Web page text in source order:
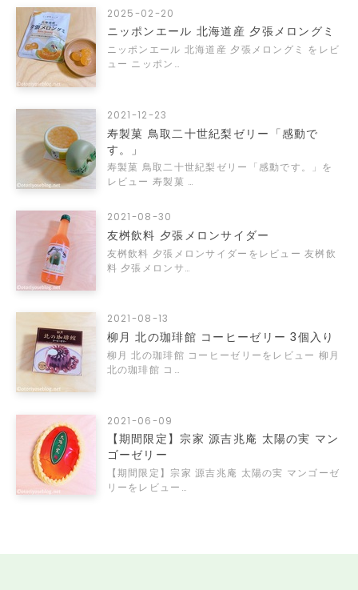
2025-02-20
ニッポンエール 北海道産 夕張メロングミ
ニッポンエール 北海道産 夕張メロングミ をレビ
ュー ニッポン…
2021-12-23
寿製菓 鳥取二十世紀梨ゼリー「感動で
す。」
寿製菓 鳥取二十世紀梨ゼリー「感動です。」を
レビュー 寿製菓 …
2021-08-30
友桝飲料 夕張メロンサイダー
友桝飲料 夕張メロンサイダーをレビュー 友桝飲
料 夕張メロンサ…
2021-08-13
柳月 北の珈琲館 コーヒーゼリー 3個入り
柳月 北の珈琲館 コーヒーゼリーをレビュー 柳月
北の珈琲館 コ…
2021-06-09
【期間限定】宗家 源吉兆庵 太陽の実 マン
ゴーゼリー
【期間限定】宗家 源吉兆庵 太陽の実 マンゴーゼ
リーをレビュー…